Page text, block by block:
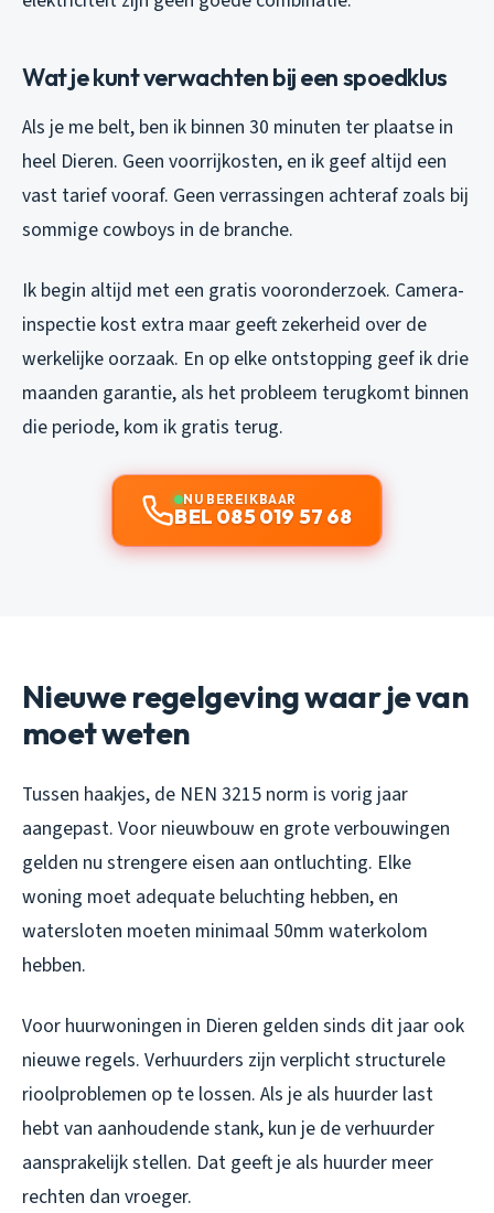
Wat je kunt verwachten bij een spoedklus
Als je me belt, ben ik binnen 30 minuten ter plaatse in
heel Dieren. Geen voorrijkosten, en ik geef altijd een
vast tarief vooraf. Geen verrassingen achteraf zoals bij
sommige cowboys in de branche.
Ik begin altijd met een gratis vooronderzoek. Camera-
inspectie kost extra maar geeft zekerheid over de
werkelijke oorzaak. En op elke ontstopping geef ik drie
maanden garantie, als het probleem terugkomt binnen
die periode, kom ik gratis terug.
NU BEREIKBAAR
BEL 085 019 57 68
Nieuwe regelgeving waar je van
moet weten
Tussen haakjes, de NEN 3215 norm is vorig jaar
aangepast. Voor nieuwbouw en grote verbouwingen
gelden nu strengere eisen aan ontluchting. Elke
woning moet adequate beluchting hebben, en
watersloten moeten minimaal 50mm waterkolom
hebben.
Voor huurwoningen in Dieren gelden sinds dit jaar ook
nieuwe regels. Verhuurders zijn verplicht structurele
rioolproblemen op te lossen. Als je als huurder last
hebt van aanhoudende stank, kun je de verhuurder
aansprakelijk stellen. Dat geeft je als huurder meer
rechten dan vroeger.